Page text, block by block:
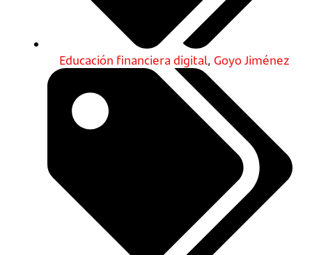
Educación financiera digital, Goyo Jiménez